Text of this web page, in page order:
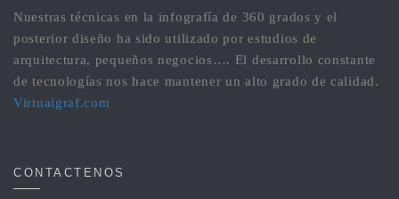
Nuestras técnicas en la infografía de 360 grados y el
posterior diseño ha sido utilizado por estudios de
arquitectura, pequeños negocios…. El desarrollo constante
de tecnologías nos hace mantener un alto grado de calidad.
Virtualgraf.com
CONTACTENOS